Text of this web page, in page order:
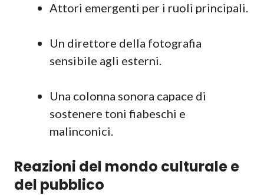
Attori emergenti per i ruoli principali.
Un direttore della fotografia
sensibile agli esterni.
Una colonna sonora capace di
sostenere toni fiabeschi e
malinconici.
Reazioni del mondo culturale e
del pubblico